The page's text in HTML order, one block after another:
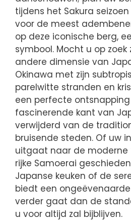
tijdens het Sakura
voor de meest
op deze iconische berg,
symbool. Mocht u op zoek
andere dimensie van
Okinawa met zijn
parelwitte stranden en
een perfecte
fascinerende kant van
verwijderd van de
bruisende steden. Of uw
uitgaat naar de moderne
rijke Samoerai
Japanse keuken of de
biedt een
verder gaat dan de
u voor altijd zal bijblijven.